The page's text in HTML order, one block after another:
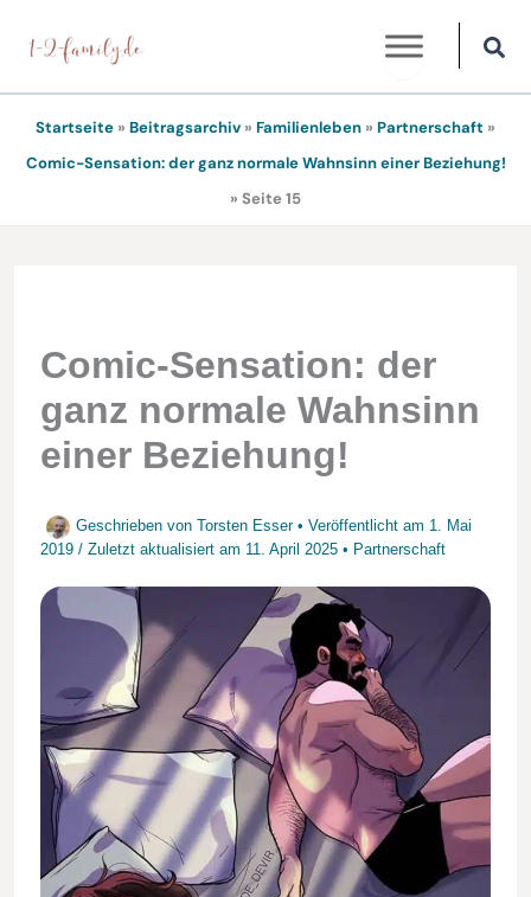
Inhalt
springen
Startseite » Beitragsarchiv » Familienleben » Partnerschaft »
Comic-Sensation: der ganz normale Wahnsinn einer Beziehung!
» Seite 15
Comic-Sensation: der
ganz normale Wahnsinn
einer Beziehung!
Geschrieben von Torsten Esser • Veröffentlicht am 1. Mai
2019 / Zuletzt aktualisiert am 11. April 2025• Partnerschaft